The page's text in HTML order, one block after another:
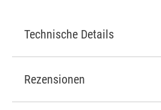
Technische Details
Rezensionen